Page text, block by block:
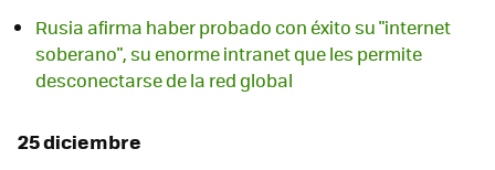
Rusia afirma haber probado con éxito su "internet
soberano", su enorme intranet que les permite
desconectarse de la red global
25 diciembre